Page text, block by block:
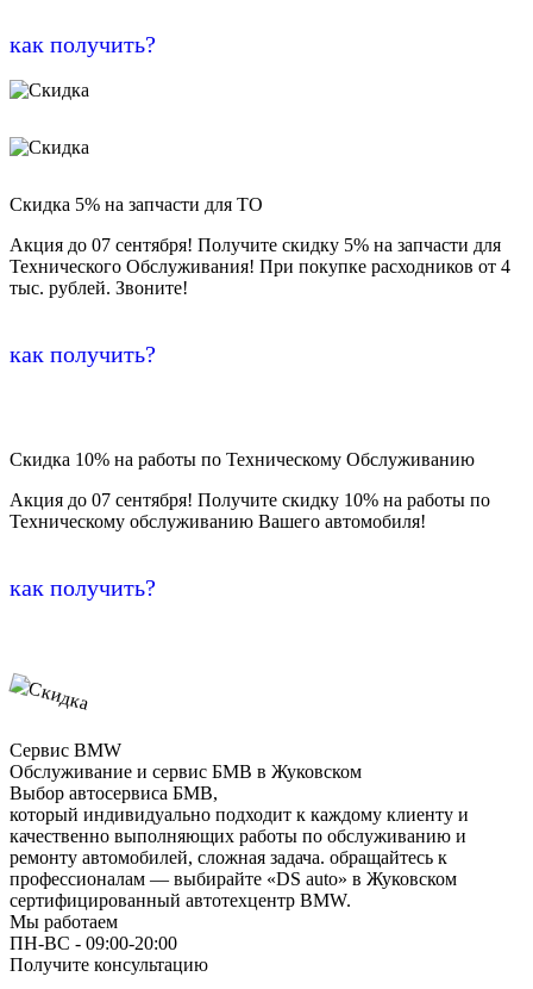
как получить?
Скидка 5% на запчасти для ТО
Акция до 07 сентября! Получите скидку 5% на запчасти для
Технического Обслуживания! При покупке расходников от 4
тыс. рублей. Звоните!
как получить?
Скидка 10% на работы по Техническому Обслуживанию
Акция до 07 сентября! Получите скидку 10% на работы по
Техническому обслуживанию Вашего автомобиля!
как получить?
Сервис BMW
Обслуживание и сервис БМВ в Жуковском
Выбор автосервиса БМВ,
который индивидуально подходит к каждому клиенту и
качественно выполняющих работы по обслуживанию и
ремонту автомобилей, сложная задача. обращайтесь к
профессионалам — выбирайте «DS auto» в Жуковском
сертифицированный автотехцентр BMW.
Мы работаем
ПН-ВC - 09:00-20:00
Получите консультацию